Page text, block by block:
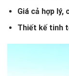
Giá cả hợp
Thiết kế tinh